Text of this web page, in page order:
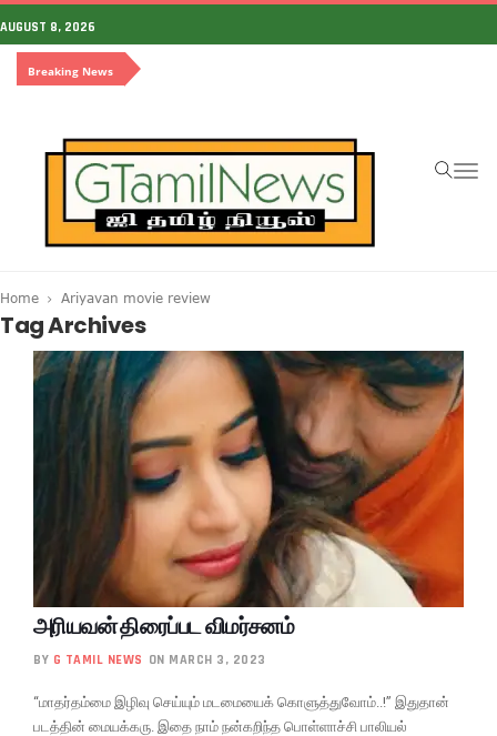
AUGUST 8, 2026
Breaking News
Home Ariyavan movie review
Tag Archives
அரியவன் திரைப்பட விமர்சனம்
BY G TAMIL NEWS ON MARCH 3, 2023
“மாதர்தம்மை இழிவு செய்யும் மடமையைக் கொளுத்துவோம்..!” இதுதான்
படத்தின் மையக்கரு. இதை நாம் நன்கறிந்த பொள்ளாச்சி பாலியல்